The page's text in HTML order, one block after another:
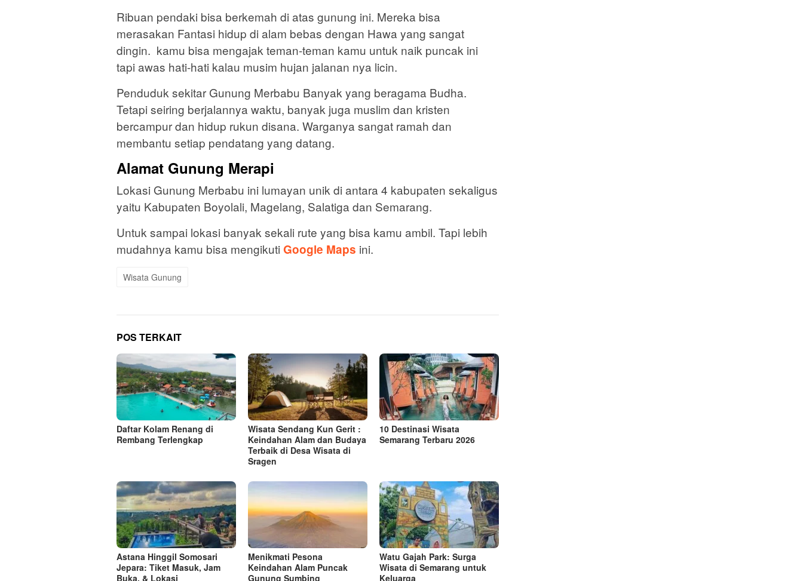
Ribuan pendaki bisa berkemah di atas gunung ini. Mereka bisa
merasakan Fantasi hidup di alam bebas dengan Hawa yang sangat
dingin. kamu bisa mengajak teman-teman kamu untuk naik puncak ini
tapi awas hati-hati kalau musim hujan jalanan nya licin.
Penduduk sekitar Gunung Merbabu Banyak yang beragama Budha.
Tetapi seiring berjalannya waktu, banyak juga muslim dan kristen
bercampur dan hidup rukun disana. Warganya sangat ramah dan
membantu setiap pendatang yang datang.
Alamat Gunung Merapi
Lokasi Gunung Merbabu ini lumayan unik di antara 4 kabupaten sekaligus
yaitu Kabupaten Boyolali, Magelang, Salatiga dan Semarang.
Untuk sampai lokasi banyak sekali rute yang bisa kamu ambil. Tapi lebih
mudahnya kamu bisa mengikuti Google Maps ini.
Wisata Gunung
POS TERKAIT
Daftar Kolam Renang di
Rembang Terlengkap
Wisata Sendang Kun Gerit :
Keindahan Alam dan Budaya
Terbaik di Desa Wisata di
Sragen
10 Destinasi Wisata
Semarang Terbaru 2026
Astana Hinggil Somosari
Jepara: Tiket Masuk, Jam
Buka, & Lokasi
Menikmati Pesona
Keindahan Alam Puncak
Gunung Sumbing
Watu Gajah Park: Surga
Wisata di Semarang untuk
Keluarga